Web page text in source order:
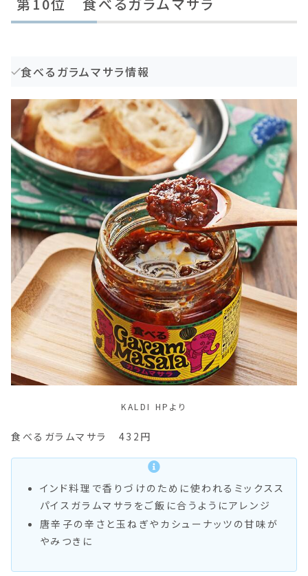
食べるガラムマサラ情報
KALDI HPより
食べるガラムマサラ 432円
インド料理で香りづけのために使われるミックスス
パイスガラムマサラをご飯に合うようにアレンジ
唐辛子の辛さと玉ねぎやカシューナッツの甘味が
やみつきに